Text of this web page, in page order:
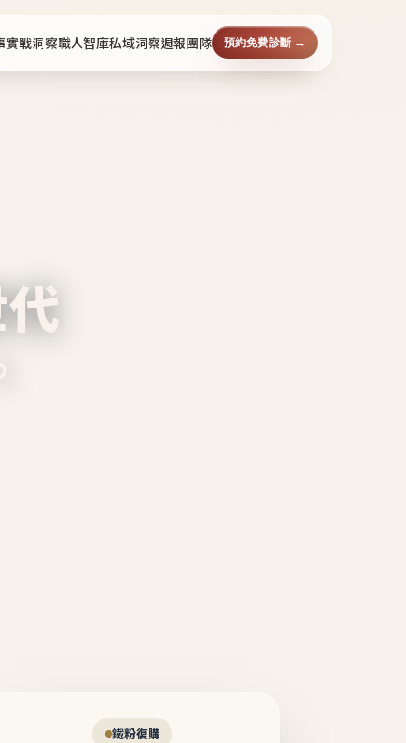
實戰洞察職人智庫私域洞察週報團隊 預約免費診斷 →
鐵粉復購